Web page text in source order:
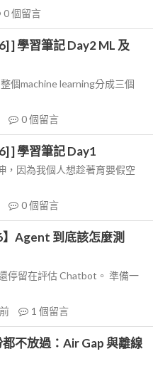
0個留言
] 學習筆記 Day2 ML 及
個machine learning分成三個
0個留言
] 學習筆記 Day1
，因為我個人想趁著育嬰假空
0個留言
Agent 到底該怎麼測
停留在評估 Chatbot。 準備一
1 個留言
不放過：Air Gap 與離線